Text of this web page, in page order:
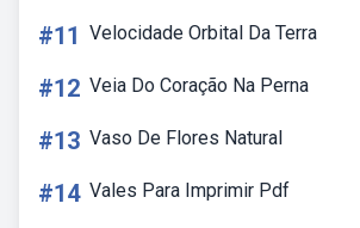
#11 Velocidade Orbital Da Terra
#12 Veia Do Coração Na Perna
#13 Vaso De Flores Natural
#14 Vales Para Imprimir Pdf